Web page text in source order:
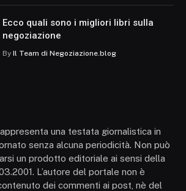
Ecco quali sono i migliori libri sulla
negoziazione
By Il Team di Negoziazione.blog
una testata giornalistica in
senza alcuna periodicità. Non può
un prodotto editoriale ai sensi della
L’autore del portale non è
dei commenti ai post, nè del